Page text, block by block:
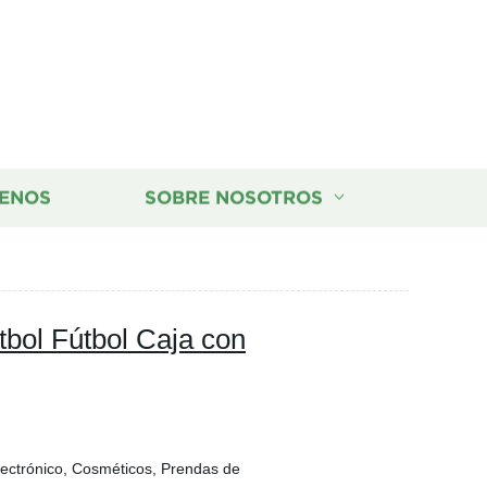
SOBRE NOSOTROS
Fútbol Caja con
Cosméticos, Prendas de